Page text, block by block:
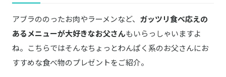
アブラののったお肉やラーメンなど、 ガッツリ食べ応えの
あるメニューが大好きなお父さんもいらっしゃいますよ
ね。こちらではそんなちょっとわんぱく系のお父さんにお
すすめな食べ物のプレゼントをご紹介。